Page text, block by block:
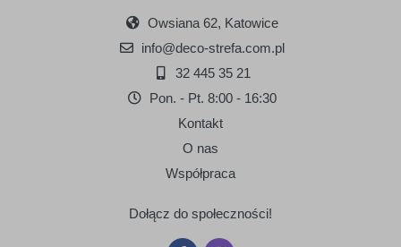
Owsiana 62, Katowice
info@deco-strefa.com.pl
32 445 35 21
Pon. - Pt. 8:00 - 16:30
Kontakt
O nas
Współpraca
Dołącz do społeczności!